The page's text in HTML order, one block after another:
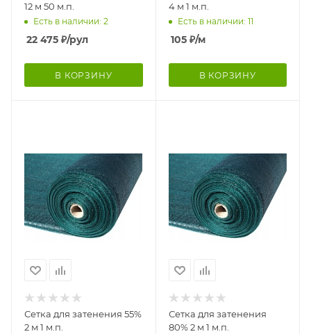
12 м 50 м.п.
Есть в наличии: 2
22 475 ₽/рул
В КОРЗИНУ
4 м 1 м.п.
Есть в наличии: 11
105₽/м
В КОРЗИНУ
Сетка для затенения 55%
2 м 1 м.п.
Сетка для затенения
80% 2 м 1 м.п.